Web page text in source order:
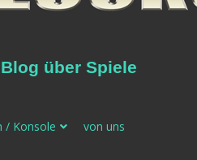
über Spiele
/ Konsole von uns